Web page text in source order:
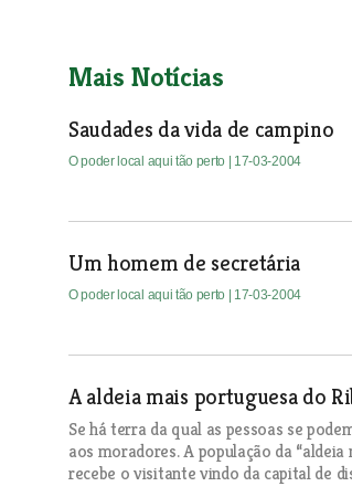
Mais Notícias
Saudades da vida de campino
O poder local aqui tão perto | 17-03-2004
Um homem de secretária
O poder local aqui tão perto | 17-03-2004
A aldeia mais portuguesa do
Se há terra da qual as pessoas se
aos moradores. A população da
recebe o visitante vindo da capital de